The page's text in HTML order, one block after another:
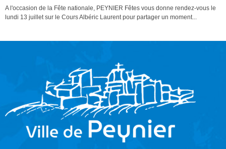
A l'occasion de la Fête nationale, PEYNIER Fêtes vous donne rendez-vous le
lundi 13 juillet sur le Cours Albéric Laurent pour partager un moment...